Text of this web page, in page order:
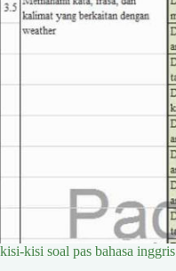
kisi-kisi soal pas bahasa